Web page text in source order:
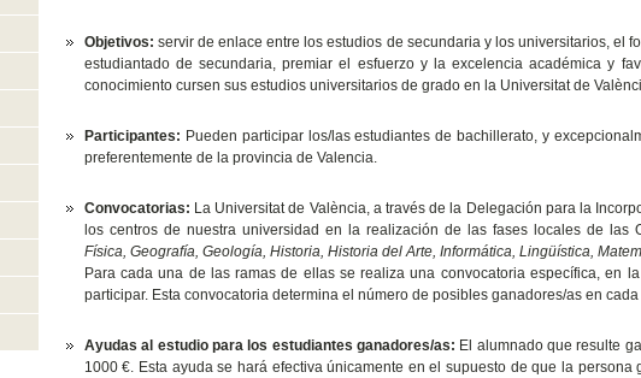
Objetivos: servir de enlace entre los estudios de secundaria y los universitarios, el
estudiantado de secundaria, premiar el esfuerzo y la excelencia académica y
conocimiento cursen sus estudios universitarios de grado en la Universitat de
Participantes: Pueden participar los/las estudiantes de bachillerato, y
preferentemente de la provincia de Valencia.
Convocatorias: La Universitat de València, a través de la Delegación para la
los centros de nuestra universidad en la realización de las fases locales de las
Física, Geografía, Geología, Historia, Historia del Arte, Informática, Lingüística,
Para cada una de las ramas de ellas se realiza una convocatoria específica, en
participar. Esta convocatoria determina el número de posibles ganadores/as en cada
Ayudas al estudio para los estudiantes ganadores/as: El alumnado que resulte
1000 €. Esta ayuda se hará efectiva únicamente en el supuesto de que la